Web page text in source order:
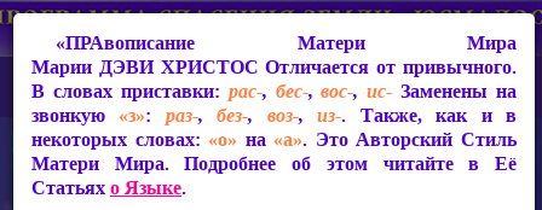
«ПРАвописание Матери Мира
Марии ДЭВИ ХРИСТОС Отличается от привычного.
В словах приставки: рас-, бес-,вос-,ис- Заменены на
звонкую «з»: раз-,без-, воз-,из-. Также, как и в
некоторых словах: «о» на «а». Это Авторский Стиль
Матери Мира. Подробнее об этом читайте в Её
Статьяхо Языке.